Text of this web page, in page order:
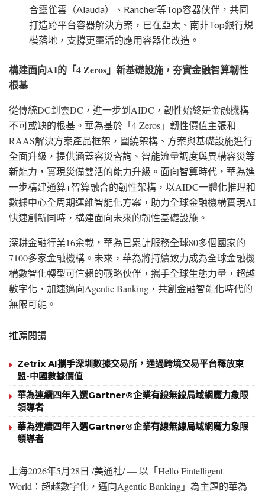
合靈雀雲（Alauda）、Rancher等Top容器伙伴，共同
打造跨平台容器解決方案，已在亞太、南非Top銀行規
模落地，支撐更靈活的應用容器化改造。
構建面向AI的「4 Zeros」新基礎設施，夯實金融智算韌性
根基
從傳統DC到雲DC，進一步到AIDC，韌性始終是金融機構
不可或缺的根基。華為基於「4 Zeros」韌性價值主張和
RAAS解決方案產品框架，圍繞架構、方案與基礎設施進行
全面升級，提供涵蓋容災咨詢、智能流量調度與異構容災等
新能力，實現災備雙活的能力升級。面向智算時代，華為進
一步構建通算+智算融合的韌性架構，以AIDC一體化推理和
數據中心全周期運維智能化方案，助力全球金融機構實現AI
快速創新同時，構建面向未來的韌性基礎設施。
深耕金融行業16余載，華為已累計服務全球80多個國家的
7100多家金融機構。未來，華為將持續致力成為全球金融機
構數智化轉型可信賴的戰略伙伴，攜手全球生態力量，超越
數字化，加速邁向Agentic Banking，共創金融智能化時代的
無限可能。
推薦閱讀
Zetrix AI攜手深圳數據交易所，通過跨境交易平台釋放東
盟-中國數據價值
華為連續四年入選Gartner®企業有線無線局域網魔力象限
領導者
華為連續四年入選Gartner®企業有線無線局域網魔力象限
領導者
上海2026年5月28日 /美通社/ — 以「Hello Fintelligent
World：超越數字化，邁向Agentic Banking」為主題的華為